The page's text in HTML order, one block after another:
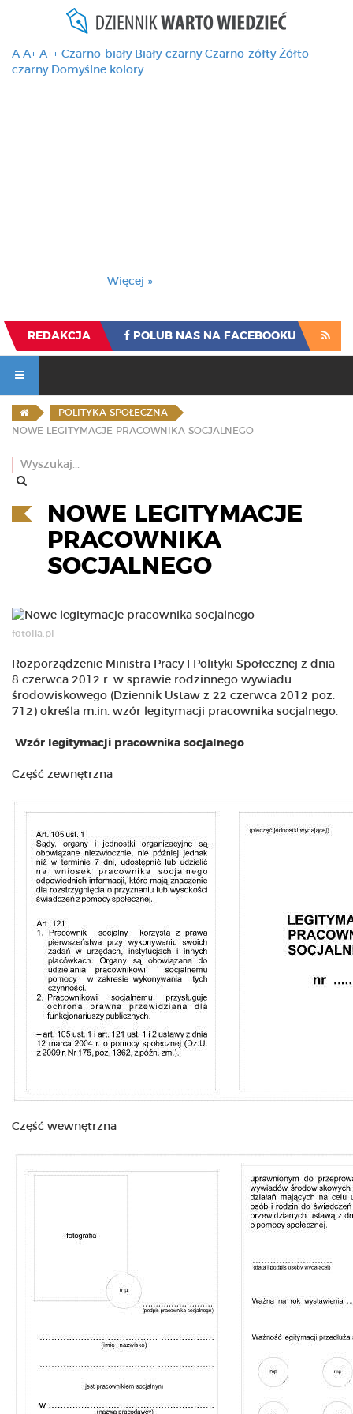
A A+ A++ Czarno-biały Biały-czarny Czarno-żółty Żółto-
czarny Domyślne kolory
Więcej »
REDAKCJA POLUB NAS NA FACEBOOKU
POLITYKA SPOŁECZNA
NOWE LEGITYMACJE PRACOWNIKA SOCJALNEGO
NOWE LEGITYMACJE
PRACOWNIKA
SOCJALNEGO
fotolia.pl
Rozporządzenie Ministra Pracy I Polityki Społecznej z dnia
8 czerwca 2012 r. w sprawie rodzinnego wywiadu
środowiskowego (Dziennik Ustaw z 22 czerwca 2012 poz.
712) określa m.in. wzór legitymacji pracownika socjalnego.
Wzór legitymacji pracownika socjalnego
Część zewnętrzna
Część wewnętrzna